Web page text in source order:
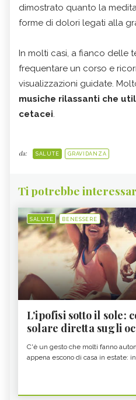
dimostrato quanto la
forme di dolori legati alla
In molti casi, a fianco delle
frequentare un corso e
visualizzazioni guidate.
musiche rilassanti che
cetacei.
da: SALUTE GRAVIDANZA
Ti potrebbe
SALUTE BENESSERE
L'ipofisi sotto il sole:
solare diretta sugli
C'è un gesto che molti fanno
appena escono di casa in estate: